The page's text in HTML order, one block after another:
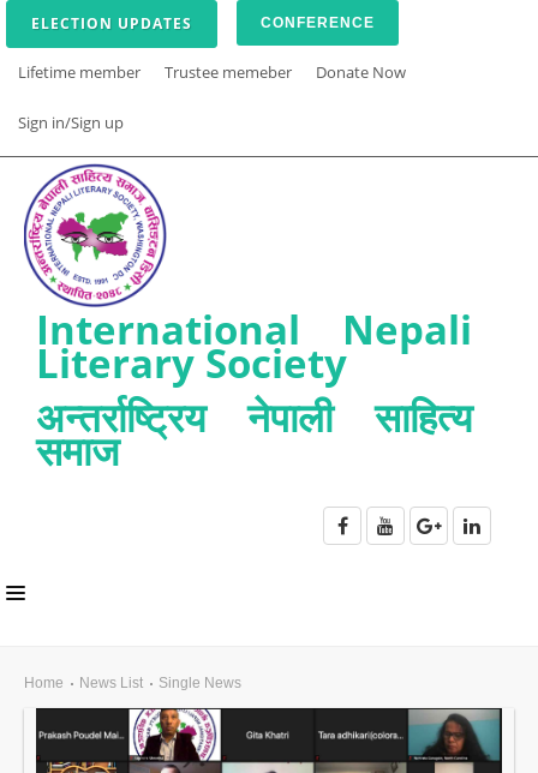
ELECTION UPDATES CONFERENCE
Lifetime member Trustee memeber Donate Now
Sign in/Sign up
International Nepali
Literary Society
अन्तर्राष्ट्रिय नेपाली साहित्य
समाज
INLS CHAPTER
Home News List Single News